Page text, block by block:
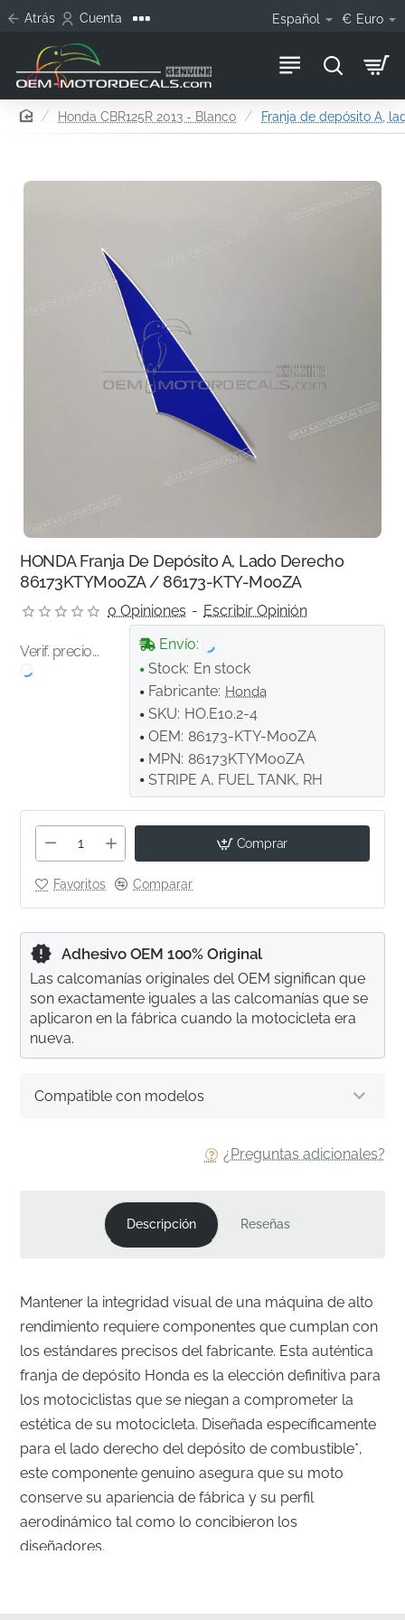
Atrás Cuenta Español € Euro
homeHonda CBR125R 2013 - Blanco Franja de depósito A,
HONDA Franja De Depósito A, Lado Derecho
86173KTYM00ZA / 86173-KTY-M00ZA
0 Opiniones - Escribir Opinión
Verif. precio...
Envío:
Stock: En stock
Fabricante: Honda
SKU: HO.E10.2-4
OEM: 86173-KTY-M00ZA
MPN: 86173KTYM00ZA
STRIPE A, FUEL TANK, RH
Comprar
Favoritos Comparar
¿Preguntas adicionales?
Compatible con modelos
Adhesivo OEM 100% Original
Las calcomanías originales del OEM significan que
son exactamente iguales a las calcomanías que se
aplicaron en la fábrica cuando la motocicleta era
nueva.
Descripción Reseñas
Mantener la integridad visual de una máquina de alto
rendimiento requiere componentes que cumplan con
los estándares precisos del fabricante. Esta auténtica
franja de depósito Honda es la elección definitiva para
los motociclistas que se niegan a comprometer la
estética de su motocicleta. Diseñada específicamente
para el lado derecho del depósito de combustible*,
este componente genuino asegura que su moto
conserve su apariencia de fábrica y su perfil
aerodinámico tal como lo concibieron los
diseñadores.